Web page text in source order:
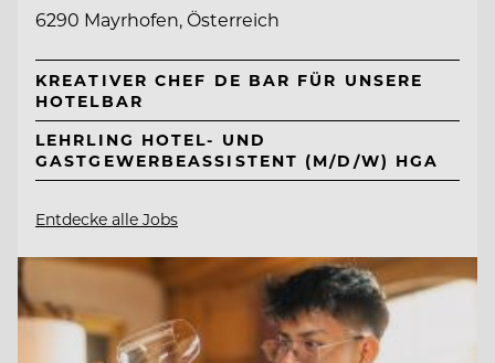
6290 Mayrhofen, Österreich
KREATIVER CHEF DE BAR FÜR UNSERE
HOTELBAR
LEHRLING HOTEL- UND
GASTGEWERBEASSISTENT (M/D/W) HGA
Entdecke alle Jobs